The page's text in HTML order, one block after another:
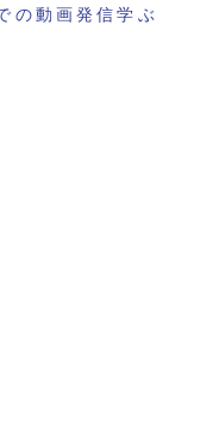
の動画発信学ぶ